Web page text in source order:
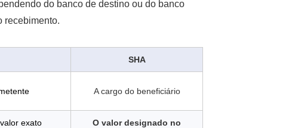
do banco de destino ou do banco
recebimento.
SHA
A cargo do beneficiário
exato
O valor designado no